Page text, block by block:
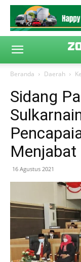
Beranda Daerah
Sidang
Menjabat
16 Agustus 2021